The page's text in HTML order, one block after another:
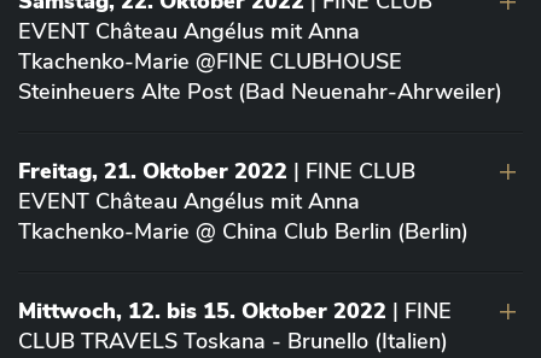
EVENT Château Angélus mit Anna
Tkachenko-Marie @FINE CLUBHOUSE
Steinheuers Alte Post (Bad Neuenahr-Ahrweiler)
Freitag, 21. Oktober 2022 | FINE CLUB
EVENT Château Angélus mit Anna
Tkachenko-Marie @ China Club Berlin (Berlin)
Mittwoch, 12. bis 15. Oktober 2022 | FINE
CLUB TRAVELS Toskana - Brunello (Italien)